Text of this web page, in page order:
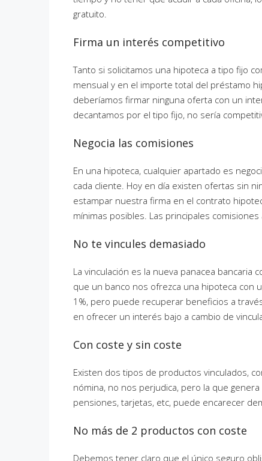
gratuito.
Firma un interés competitivo
Tanto si solicitamos una hipoteca a tipo fijo
mensual y en el importe total del préstamo
deberíamos firmar ninguna oferta con un
decantamos por el tipo fijo, no sería
Negocia las comisiones
En una hipoteca, cualquier apartado es
cada cliente. Hoy en día existen ofertas sin
estampar nuestra firma en el contrato
mínimas posibles. Las principales
No te vincules demasiado
La vinculación es la nueva panacea
que un banco nos ofrezca una hipoteca con
1%, pero puede recuperar beneficios a
en ofrecer un interés bajo a cambio de
Con coste y sin coste
Existen dos tipos de productos vinculados,
nómina, no nos perjudica, pero la que
pensiones, tarjetas, etc, puede encarecer
No más de 2 productos con coste
Debemos tener claro que el único seguro